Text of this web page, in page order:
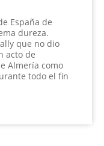
España de
dureza.
que no dio
acto de
Almería como
todo el fin